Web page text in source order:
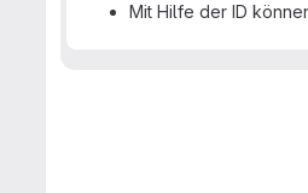
Mit Hilfe der ID